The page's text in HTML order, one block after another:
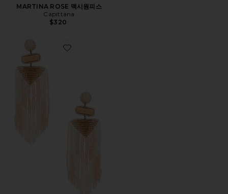
MARTINA ROSE 맥시원피스
Capittana
$320
Favorite JODY 귀걸이